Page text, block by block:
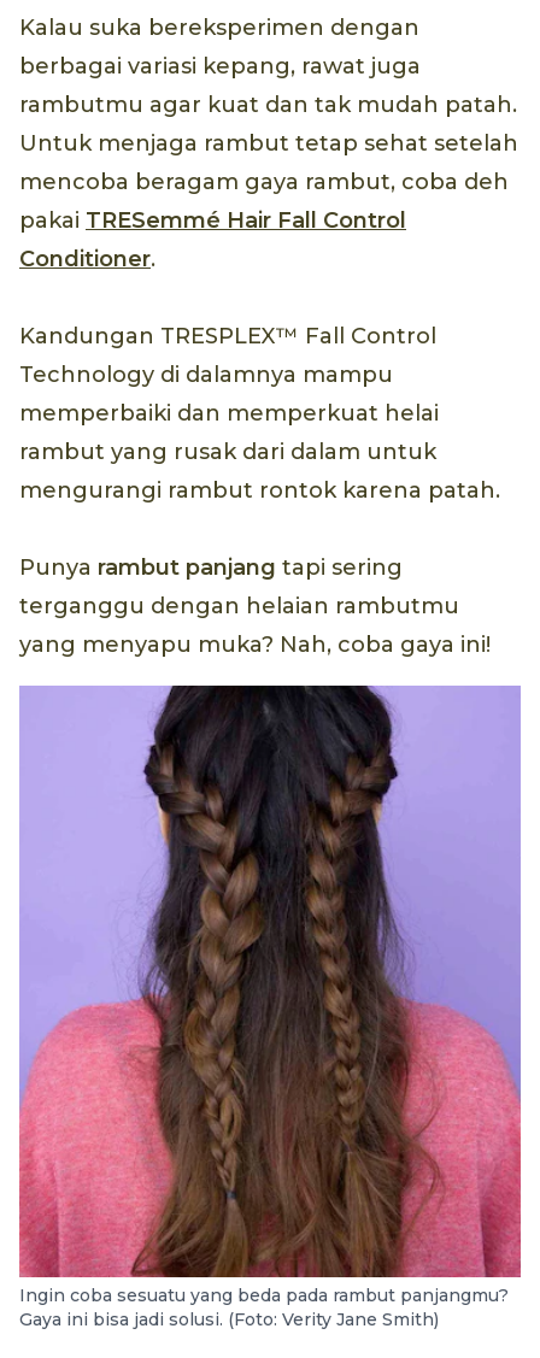
Kalau suka bereksperimen dengan
berbagai variasi kepang, rawat juga
rambutmu agar kuat dan tak mudah patah.
Untuk menjaga rambut tetap sehat setelah
mencoba beragam gaya rambut, coba deh
pakai TRESemmé Hair Fall Control
Conditioner.
Kandungan TRESPLEX™ Fall Control
Technology di dalamnya mampu
memperbaiki dan memperkuat helai
rambut yang rusak dari dalam untuk
mengurangi rambut rontok karena patah.
Punya rambut panjang tapi sering
terganggu dengan helaian rambutmu
yang menyapu muka? Nah, coba gaya ini!
Ingin coba sesuatu yang beda pada rambut panjangmu?
Gaya ini bisa jadi solusi. (Foto: Verity Jane Smith)